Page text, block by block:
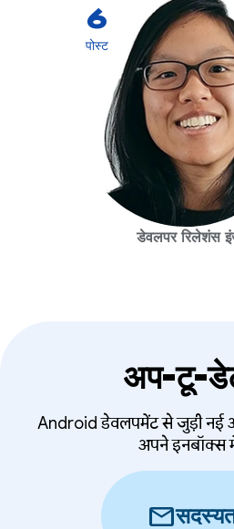
6
पोस्ट
डेवलपर रिलेशंस
अप-टू-
Android डेवलपमेंट से जुड़ी नई
अपने इनबॉक्स
mail